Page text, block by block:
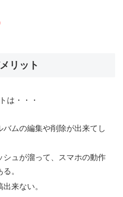
リット
は・・・
バムの編集や削除が出来てし
シュが溜って、スマホの動作
。
来ない。